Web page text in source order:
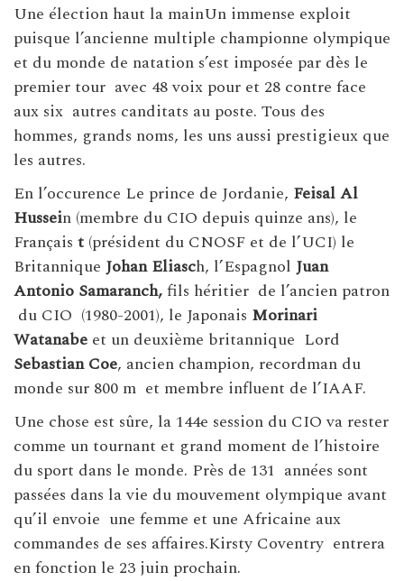
Une élection haut la mainUn immense exploit
puisque l’ancienne multiple championne olympique
et du monde de natation s’est imposée par dès le
premier tour avec 48 voix pour et 28 contre face
aux six autres canditats au poste. Tous des
hommes, grands noms, les uns aussi prestigieux que
les autres.
En l’occurence Le prince de Jordanie, Feisal Al
Hussein (membre du CIO depuis quinze ans), le
Français t (président du CNOSF et de l’UCI) le
Britannique Johan Eliasch, l’Espagnol Juan
Antonio Samaranch,fils héritier de l’ancien patron
du CIO (1980-2001), le Japonais Morinari
Watanabe et un deuxième britannique Lord
Sebastian Coe, ancien champion, recordman du
monde sur 800 m et membre influent de l’IAAF.
Une chose est sûre, la 144e session du CIO va rester
comme un tournant et grand moment de l’histoire
du sport dans le monde. Près de 131 années sont
passées dans la vie du mouvement olympique avant
qu’il envoie une femme et une Africaine aux
commandes de ses affaires.Kirsty Coventry entrera
en fonction le 23 juin prochain.